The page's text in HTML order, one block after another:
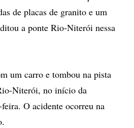
de placas de granito e um
a ponte Rio-Niterói nessa
um carro e tombou na pista
Niterói, no início da
O acidente ocorreu na